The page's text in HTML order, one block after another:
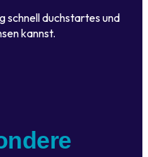
schnell duchstartes und
kannst.